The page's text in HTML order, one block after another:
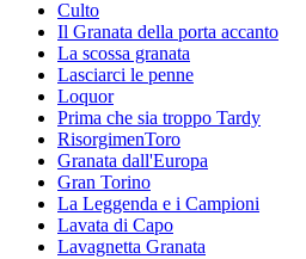
Culto
Il Granata della porta accanto
La scossa granata
Lasciarci le penne
Loquor
Prima che sia troppo Tardy
RisorgimenToro
Granata dall'Europa
Gran Torino
La Leggenda e i Campioni
Lavata di Capo
Lavagnetta Granata